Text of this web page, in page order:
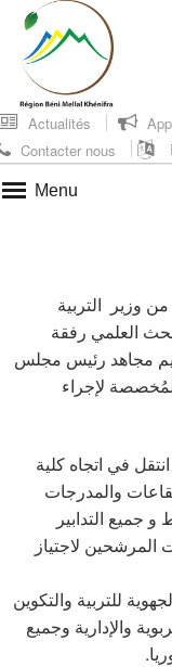
Actualités
Contacter nous
Menu
الأربعاء 17يونيو2020 كل من وزير التربية
العلمي رفقة
مجاهد رئيس مجلس
لإجراء
في اتجاه كلية
والمدرجات
جميع التدابير
المرشحين لاجتياز
للتربية والتكوين
والإدارية وجميع